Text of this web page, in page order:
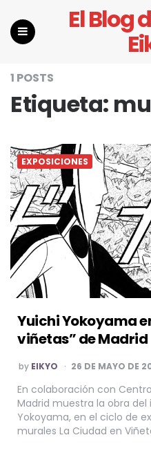
El Blog
1 POSTS
Etiqueta:
EXPOSICIONES
Yuichi Yokoyama
viñetas” de Madrid
POSTED
BY
by EIKYO 26 DE MAYO DE
En colaboración con
Madrid muestra la obra del
Yokoyama, en el ciclo de
murales La Ciudad en